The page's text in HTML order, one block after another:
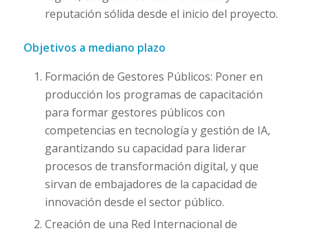
reputación sólida desde el inicio del proyecto.
Objetivos a mediano plazo
Formación de Gestores Públicos: Poner en
producción los programas de capacitación
para formar gestores públicos con
competencias en tecnología y gestión de IA,
garantizando su capacidad para liderar
procesos de transformación digital, y que
sirvan de embajadores de la capacidad de
innovación desde el sector público.
Creación de una Red Internacional de